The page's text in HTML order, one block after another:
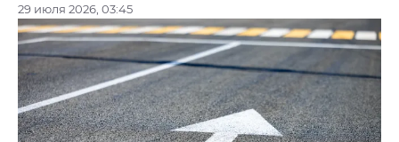
29 июля 2026, 03:45